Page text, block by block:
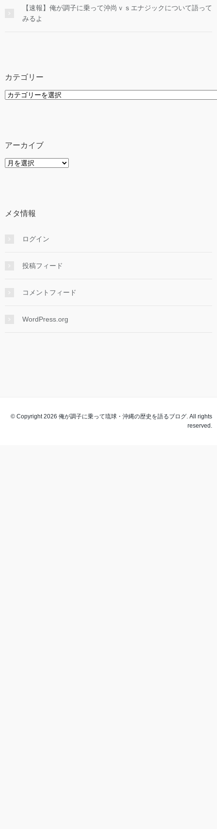
【速報】俺が調子に乗って沖尚ｖｓエナジックについて語って
みるよ
カテゴリー
カ
アーカイブ
ア
メタ情報
ログイン
投稿フィード
コメントフィード
WordPress.org
© Copyright 2026 俺が調子に乗って琉球・沖縄の歴史を語るブログ. All rights
reserved.